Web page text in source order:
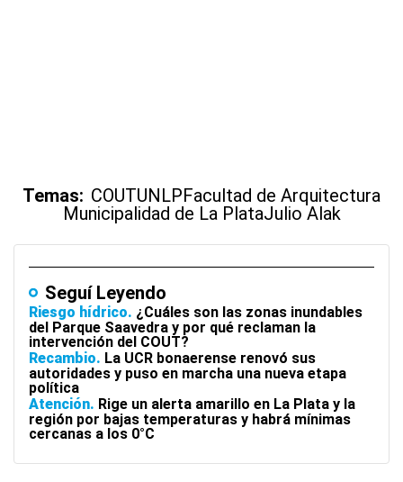
Temas: COUTUNLPFacultad de Arquitectura
Municipalidad de La PlataJulio Alak
Seguí Leyendo
Riesgo hídrico ¿Cuáles son las zonas inundables
del Parque Saavedra y por qué reclaman la
intervención del COUT?
Recambio La UCR bonaerense renovó sus
autoridades y puso en marcha una nueva etapa
política
Atención Rige un alerta amarillo en La Plata y la
región por bajas temperaturas y habrá mínimas
cercanas a los 0°C